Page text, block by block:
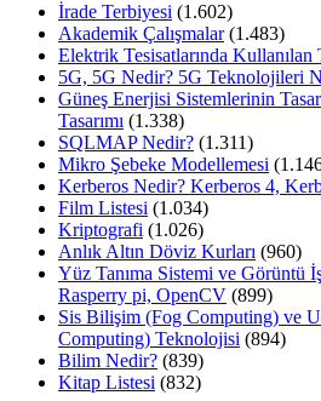
İrade Terbiyesi (1.602)
Akademik Çalışmalar (1.483)
Elektrik Tesisatlarında Kullanılan
5G, 5G Nedir? 5G Teknolojileri
Güneş Enerjisi Sistemlerinin
Tasarımı (1.338)
SQLMAP Nedir? (1.311)
Mikro Şebeke Modellemesi
Kerberos Nedir? Kerberos 4,
Film Listesi (1.034)
Kriptografi (1.026)
Anlık Altın Döviz Kurları (960)
Yüz Tanıma Sistemi ve Görüntü
Rasperry pi, OpenCV (899)
Sis Bilişim (Fog Computing) ve
Computing) Teknolojisi (894)
Bilim Nedir? (839)
Kitap Listesi (832)